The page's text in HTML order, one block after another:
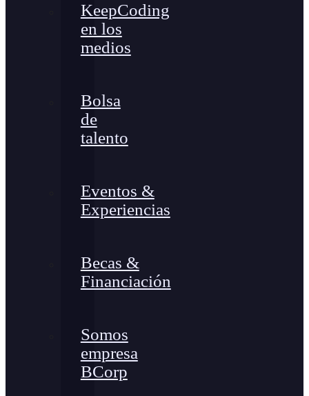
KeepCoding
en los
medios
Bolsa
de
talento
Eventos &
Experiencias
Becas &
Financiación
Somos
empresa
BCorp